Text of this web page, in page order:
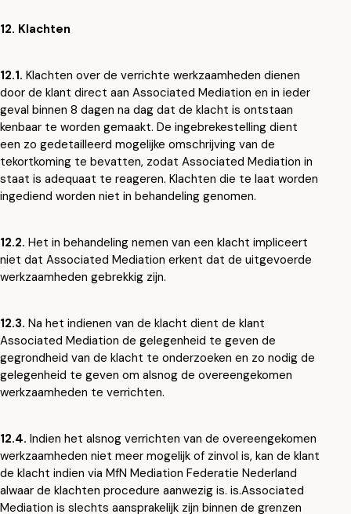
12. Klachten
12.1. Klachten over de verrichte werkzaamheden dienen
door de klant direct aan Associated Mediation en in ieder
geval binnen 8 dagen na dag dat de klacht is ontstaan
kenbaar te worden gemaakt. De ingebrekestelling dient
een zo gedetailleerd mogelijke omschrijving van de
tekortkoming te bevatten, zodat Associated Mediation in
staat is adequaat te reageren. Klachten die te laat worden
ingediend worden niet in behandeling genomen.
12.2. Het in behandeling nemen van een klacht impliceert
niet dat Associated Mediation erkent dat de uitgevoerde
werkzaamheden gebrekkig zijn.
12.3. Na het indienen van de klacht dient de klant
Associated Mediation de gelegenheid te geven de
gegrondheid van de klacht te onderzoeken en zo nodig de
gelegenheid te geven om alsnog de overeengekomen
werkzaamheden te verrichten.
12.4. Indien het alsnog verrichten van de overeengekomen
werkzaamheden niet meer mogelijk of zinvol is, kan de klant
de klacht indien via MfN Mediation Federatie Nederland
alwaar de klachten procedure aanwezig is. is.Associated
Mediation is slechts aansprakelijk zijn binnen de grenzen